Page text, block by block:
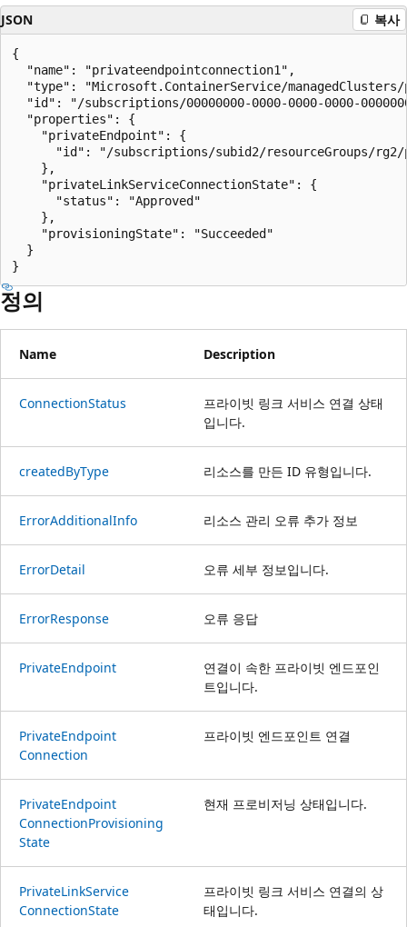
JSON 복사
{
  "name": "privateendpointconnection1",
"type": "Microsoft.ContainerService/
"id": "/subscriptions/00000000-0000-0000-0000-
  "properties": {
    "privateEndpoint": {
"id": "/subscriptions/subid2/resourceGroups/
    },
    "privateLinkServiceConnectionState": {
      "status": "Approved"
    },
    "provisioningState": "Succeeded"
  }
}
정의
Name Description
ConnectionStatus
프라이빗 링크 서비스 연결 상태
입니다.
createdByType 리소스를 만든 ID 유형입니다.
ErrorAdditionalInfo 리소스 관리 오류 추가 정보
ErrorDetail 오류 세부 정보입니다.
ErrorResponse 오류 응답
PrivateEndpoint
연결이 속한 프라이빗 엔드포인
트입니다.
PrivateEndpoint
Connection
프라이빗 엔드포인트 연결
PrivateEndpoint
ConnectionProvisioning
State
현재 프로비저닝 상태입니다.
PrivateLinkService
ConnectionState
프라이빗 링크 서비스 연결의 상
태입니다.